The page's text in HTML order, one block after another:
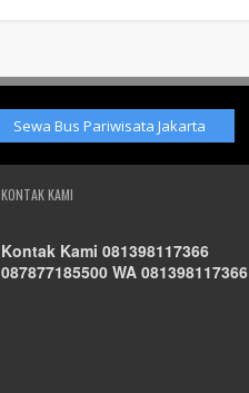
Sewa Bus Pariwisata Jakarta
KONTAK KAMI
Kontak Kami 081398117366
087877185500 WA 081398117366